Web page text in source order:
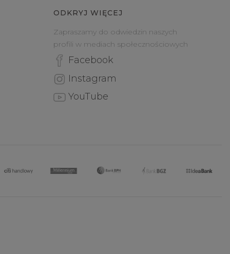
ODKRYJ WIĘCEJ
Zapraszamy do odwiedzin naszych
profili w mediach społecznościowych
Facebook
Instagram
YouTube